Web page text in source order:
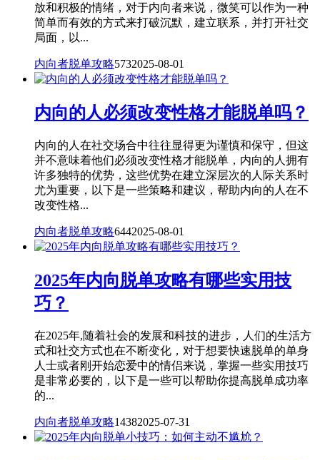
放和积极的情绪，对于内向者来说，微笑可以作为一种
简单而有效的方式来打破沉默，建立联系，并打开社交
局面，以...
内向者脱单攻略5732025-08-01
内向的人必须改变性格才能脱单吗？
内向的人在社交场合中往往显得更为谨慎和保守，但这
并不意味着他们必须改变性格才能脱单，内向的人拥有
许多独特的优势，这些优势在建立深层次的人际关系时
尤为重要，以下是一些策略和建议，帮助内向的人在不
改变性格...
内向者脱单攻略6442025-08-01
2025年内向脱单攻略有哪些实用技
巧？
在2025年,随着社会的发展和科技的进步，人们的生活方
式和社交方式也在不断变化，对于想要快速脱单的单身
人士或者刚开始恋爱中的情侣来说，掌握一些实用技巧
是非常必要的，以下是一些可以帮助你提高脱单成功率
的...
内向者脱单攻略14382025-07-31